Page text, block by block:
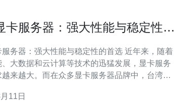
卡服务器：强大性能与稳定性的
器：强大性能与稳定性的首选 近年来，随着
、大数据和云计算等技术的迅猛发展，显卡服务
越来越大。而在众多显卡服务器品牌中，台湾显
介绍台湾显卡服务器的优势和特点。 1. 强大的
11日